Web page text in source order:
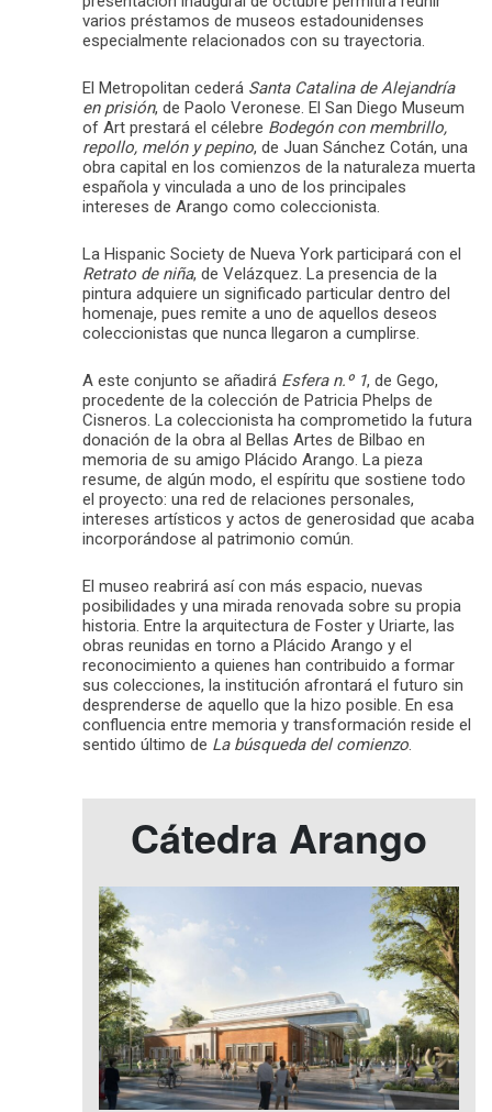
varios préstamos de museos estadounidenses
especialmente relacionados con su trayectoria.
El Metropolitan cederá Santa Catalina de Alejandría
en prisión, de Paolo Veronese. El San Diego Museum
of Art prestará el célebre Bodegón con membrillo,
repollo, melón y pepino, de Juan Sánchez Cotán, una
obra capital en los comienzos de la naturaleza muerta
española y vinculada a uno de los principales
intereses de Arango como coleccionista.
La Hispanic Society de Nueva York participará con el
Retrato de niña, de Velázquez. La presencia de la
pintura adquiere un significado particular dentro del
homenaje, pues remite a uno de aquellos deseos
coleccionistas que nunca llegaron a cumplirse.
A este conjunto se añadirá Esfera n.º 1, de Gego,
procedente de la colección de Patricia Phelps de
Cisneros. La coleccionista ha comprometido la futura
donación de la obra al Bellas Artes de Bilbao en
memoria de su amigo Plácido Arango. La pieza
resume, de algún modo, el espíritu que sostiene todo
el proyecto: una red de relaciones personales,
intereses artísticos y actos de generosidad que acaba
incorporándose al patrimonio común.
El museo reabrirá así con más espacio, nuevas
posibilidades y una mirada renovada sobre su propia
historia. Entre la arquitectura de Foster y Uriarte, las
obras reunidas en torno a Plácido Arango y el
reconocimiento a quienes han contribuido a formar
sus colecciones, la institución afrontará el futuro sin
desprenderse de aquello que la hizo posible. En esa
confluencia entre memoria y transformación reside el
sentido último de La búsqueda del comienzo.
Cátedra Arango